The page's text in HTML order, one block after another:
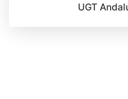
UGT